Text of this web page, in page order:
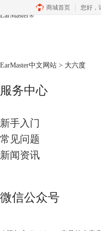
商城首页 您好，
EarMaster®
EarMaster中文网站 > 大六度
服务中心
新手入门
常见问题
新闻资讯
微信公众号